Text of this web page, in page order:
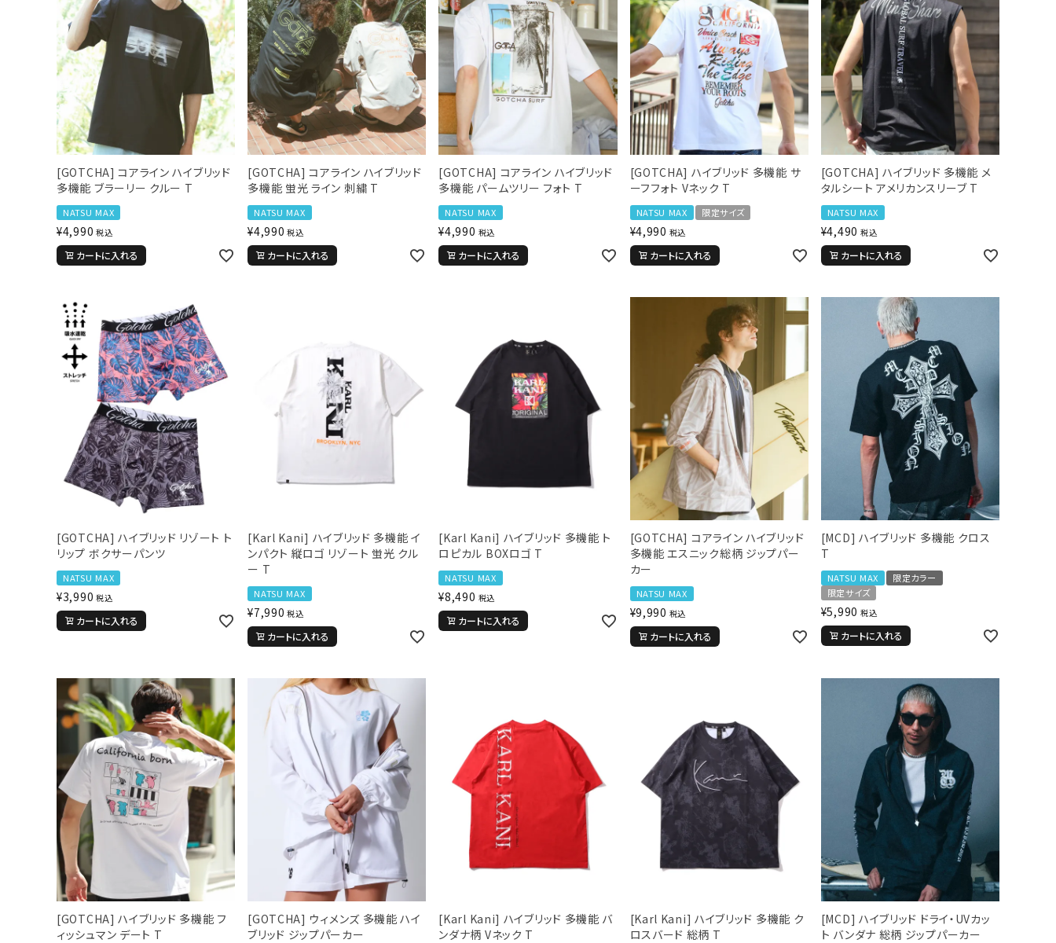
新作アイテム
ニュース・特集
[GOTCHA] コアライン ハイブリッド
多機能 ブラーリー クルー T
NATSU MAX
¥4,990 税込
カートに入れる
[GOTCHA] コアライン ハイブリッド
多機能 蛍光 ライン 刺繍 T
NATSU MAX
¥4,990 税込
カートに入れる
[GOTCHA] コアライン ハイブリッド
多機能 パームツリー フォト T
NATSU MAX
¥4,990 税込
カートに入れる
[GOTCHA] ハイブリッド 多機能 サ
ーフフォト Vネック T
NATSU MAX 限定サイズ
¥4,990 税込
カートに入れる
[GOTCHA] ハイブリッド 多機能 メ
タルシート アメリカンスリーブ T
NATSU MAX
¥4,490 税込
カートに入れる
[GOTCHA] ハイブリッド リゾート ト
リップ ボクサーパンツ
NATSU MAX
¥3,990 税込
カートに入れる
[Karl Kani] ハイブリッド 多機能 イ
ンパクト 縦ロゴ リゾート 蛍光 クル
ー T
NATSU MAX
¥7,990 税込
カートに入れる
[Karl Kani] ハイブリッド 多機能 ト
ロピカル BOXロゴ T
NATSU MAX
¥8,490 税込
カートに入れる
[GOTCHA] コアライン ハイブリッド
多機能 エスニック総柄 ジップパー
カー
NATSU MAX
¥9,990 税込
カートに入れる
[MCD] ハイブリッド 多機能 クロス
T
NATSU MAX
限定カラー
限定サイズ
¥5,990 税込
カートに入れる
[GOTCHA] ハイブリッド 多機能 フ
ィッシュマン デート T
[GOTCHA] ウィメンズ 多機能 ハイ
ブリッド ジップパーカー
[Karl Kani] ハイブリッド 多機能 バ
ンダナ柄 Vネック T
[Karl Kani] ハイブリッド 多機能 ク
ロスバード 総柄 T
[MCD] ハイブリッド ドライ・UVカッ
ト バンダナ 総柄 ジップパーカー